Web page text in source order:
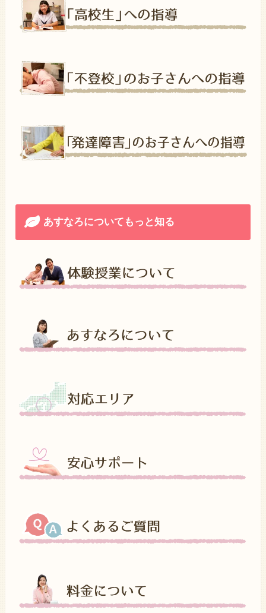
あすなろについてもっと知る